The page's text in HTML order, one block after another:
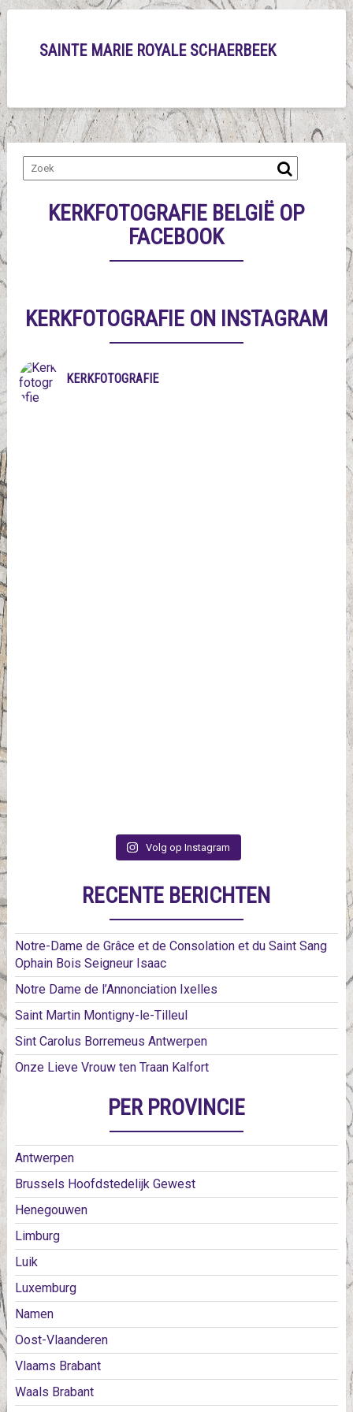
SAINTE MARIE ROYALE SCHAERBEEK
KERKFOTOGRAFIE BELGIË OP
FACEBOOK
KERKFOTOGRAFIE ON INSTAGRAM
KERKFOTOGRAFIE
Volg op Instagram
RECENTE BERICHTEN
Notre-Dame de Grâce et de Consolation et du Saint Sang
Ophain Bois Seigneur Isaac
Notre Dame de l’Annonciation Ixelles
Saint Martin Montigny-le-Tilleul
Sint Carolus Borremeus Antwerpen
Onze Lieve Vrouw ten Traan Kalfort
PER PROVINCIE
Antwerpen
Brussels Hoofdstedelijk Gewest
Henegouwen
Limburg
Luik
Luxemburg
Namen
Oost-Vlaanderen
Vlaams Brabant
Waals Brabant